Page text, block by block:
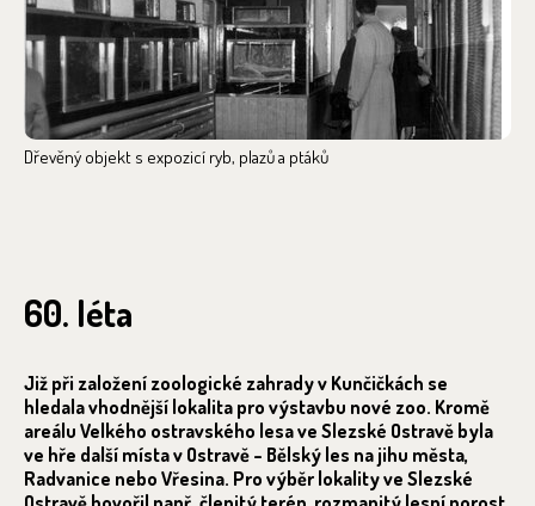
Dřevěný objekt s expozicí ryb, plazů a ptáků
60. léta
Již při založení zoologické zahrady v Kunčičkách se
hledala vhodnější lokalita pro výstavbu nové zoo. Kromě
areálu Velkého ostravského lesa ve Slezské Ostravě byla
ve hře další místa v Ostravě – Bělský les na jihu města,
Radvanice nebo Vřesina. Pro výběr lokality ve Slezské